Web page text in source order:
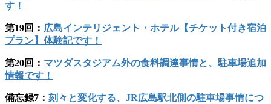
す！
第19回： 広島インテリジェント・ホテル【チケット付き宿泊
プラン】体験記です！
第20回： マツダスタジアム外の食料調達事情と、駐車場追加
情報です！
備忘録7： 刻々と変化する、JR広島駅北側の駐車場事情につ